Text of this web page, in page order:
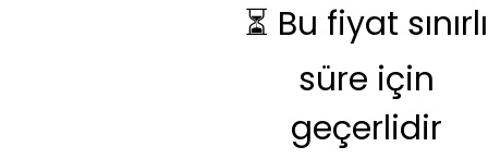
⏳ Bu fiyat sınırlı
süre için
geçerlidir